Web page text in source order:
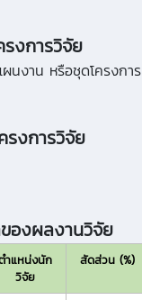
งการวิจัย
ผนงาน หรือชุดโครงการ
งการวิจัย
องผลงานวิจัย
ำแหน่งนัก
วิจัย
สัดส่วน (%)